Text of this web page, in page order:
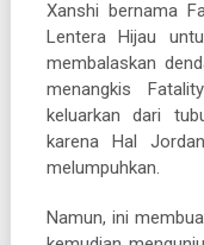
Xanshi bernama
Lentera Hijau
membalaskan
menangkis
keluarkan dari
karena Hal
melumpuhkan.
Namun, ini